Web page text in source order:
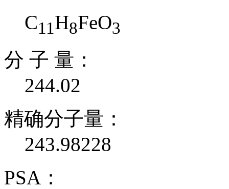
C11H8FeO3
分 子 量：
244.02
精确分子量：
243.98228
PSA：